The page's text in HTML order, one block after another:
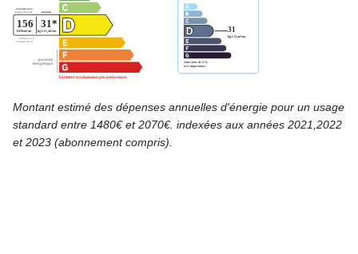
Montant estimé des dépenses annuelles d'énergie pour un usage
standard entre 1480€ et 2070€. indexées aux années 2021,2022
et 2023 (abonnement compris).